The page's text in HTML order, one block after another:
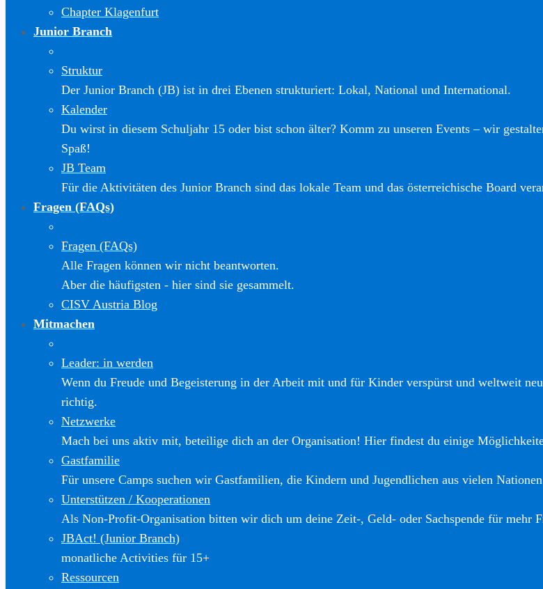
Chapter Klagenfurt
Junior Branch
Struktur
Der Junior Branch (JB) ist in drei Ebenen strukturiert: Lokal, National und International.
Kalender
Du wirst in diesem Schuljahr 15 oder bist schon älter? Komm zu unseren Events – wir
Spaß!
JB Team
Für die Aktivitäten des Junior Branch sind das lokale Team und das österreichische Board
Fragen (FAQs)
Fragen (FAQs)
Alle Fragen können wir nicht beantworten.
Aber die häufigsten - hier sind sie gesammelt.
CISV Austria Blog
Mitmachen
Leader: in werden
Wenn du Freude und Begeisterung in der Arbeit mit und für Kinder verspürst und weltweit
richtig.
Netzwerke
Mach bei uns aktiv mit, beteilige dich an der Organisation! Hier findest du einige
Gastfamilie
Für unsere Camps suchen wir Gastfamilien, die Kindern und Jugendlichen aus vielen
Unterstützen / Kooperationen
Als Non-Profit-Organisation bitten wir dich um deine Zeit-, Geld- oder Sachspende für mehr
JBAct! (Junior Branch)
monatliche Activities für 15+
Ressourcen